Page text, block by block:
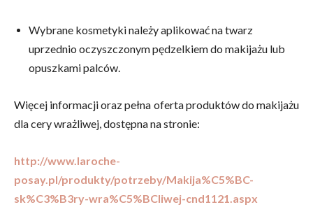
Wybrane kosmetyki należy aplikować na twarz
uprzednio oczyszczonym pędzelkiem do makijażu lub
opuszkami palców.
Więcej informacji oraz pełna oferta produktów do makijażu
dla cery wrażliwej, dostępna na stronie:
http://www.laroche-
posay.pl/produkty/potrzeby/Makija%C5%BC-
sk%C3%B3ry-wra%C5%BCliwej-cnd1121.aspx